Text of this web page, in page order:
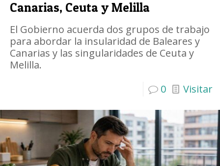
Canarias, Ceuta y Melilla
El Gobierno acuerda dos grupos de trabajo
para abordar la insularidad de Baleares y
Canarias y las singularidades de Ceuta y
Melilla.
0
Visitar